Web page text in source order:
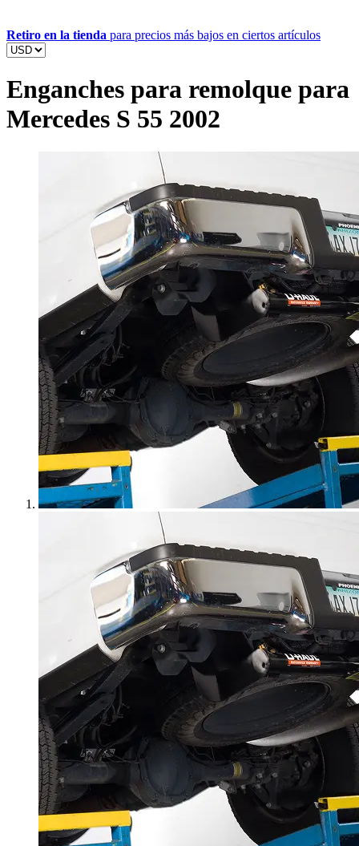
Retiro en la tienda para precios más bajos en ciertos artículos
Enganches para remolque para
Mercedes S 55 2002